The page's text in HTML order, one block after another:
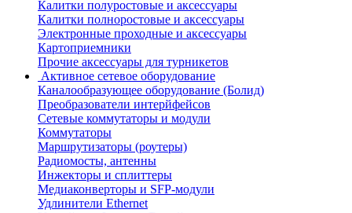
Калитки полуростовые и аксессуары
Калитки полноростовые и аксессуары
Электронные проходные и аксессуары
Картоприемники
Прочие аксессуары для турникетов
Активное сетевое оборудование
Каналообразующее оборудование (Болид)
Преобразователи интерйфейсов
Сетевые коммутаторы и модули
Коммутаторы
Маршрутизаторы (роутеры)
Радиомосты, антенны
Инжекторы и сплиттеры
Медиаконверторы и SFP-модули
Удлинители Ethernet